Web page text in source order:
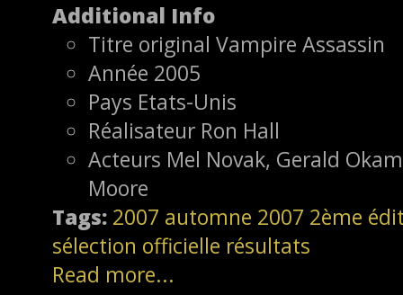
Additional Info
Titre original Vampire Assassin
Année 2005
Pays Etats-Unis
Réalisateur Ron Hall
Acteurs Mel Novak, Gerald
Moore
Tags: 2007 automne 2007 2ème
sélection officielle résultats
Read more...